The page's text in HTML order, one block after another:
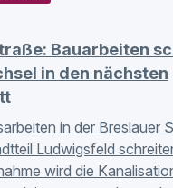
Bauarbeiten
in den nächsten
in der Breslauer
Ludwigsfeld
wird die